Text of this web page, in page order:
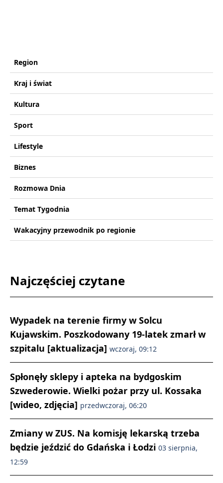
Region
Kraj i świat
Kultura
Sport
Lifestyle
Biznes
Rozmowa Dnia
Temat Tygodnia
Wakacyjny przewodnik po regionie
Najczęściej czytane
Wypadek na terenie firmy w Solcu
Kujawskim. Poszkodowany 19-latek zmarł w
szpitalu [aktualizacja] wczoraj, 09:12
Spłonęły sklepy i apteka na bydgoskim
Szwederowie. Wielki pożar przy ul. Kossaka
[wideo, zdjęcia] przedwczoraj, 06:20
Zmiany w ZUS. Na komisję lekarską trzeba
będzie jeździć do Gdańska i Łodzi 03 sierpnia,
12:59